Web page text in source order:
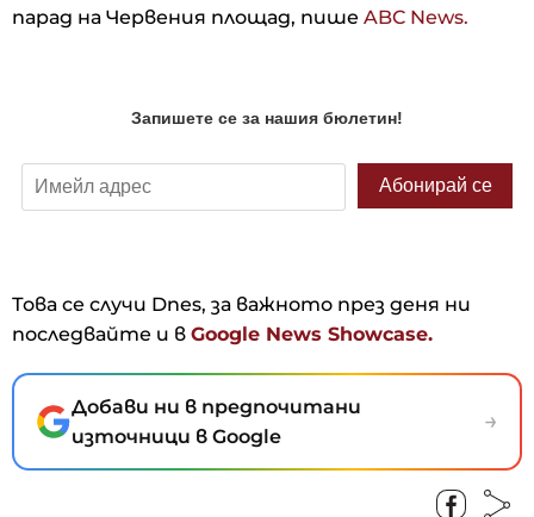
парад на Червения площад, пише ABC News.
Това се случи Dnes, за важното през деня ни
последвайте и в Google News Showcase.
Добави ни в предпочитани
източници в Google
→